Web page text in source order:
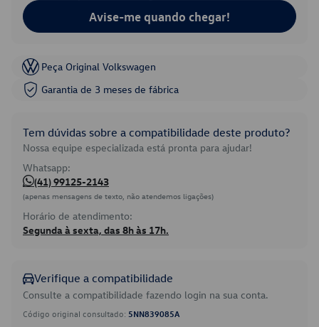
Avise-me quando chegar!
Peça Original Volkswagen
Garantia de 3 meses de fábrica
Tem dúvidas sobre a compatibilidade deste produto?
Nossa equipe especializada está pronta para ajudar!
Whatsapp:
(41) 99125-2143
(apenas mensagens de texto, não atendemos ligações)
Horário de atendimento:
Segunda à sexta, das 8h às 17h.
Verifique a compatibilidade
Consulte a compatibilidade fazendo login na sua conta.
Código original consultado: 5NN839085A